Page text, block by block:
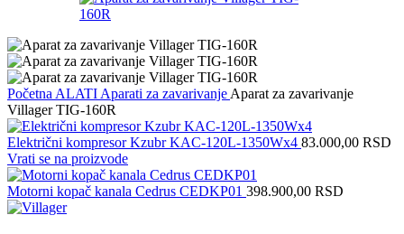
Početna ALATI Aparati za zavarivanje Aparat za zavarivanje
Villager TIG-160R
Električni kompresor Kzubr KAC-120L-1350Wx4 83.000,00 RSD
Vrati se na proizvode
Motorni kopač kanala Cedrus CEDKP01 398.900,00 RSD